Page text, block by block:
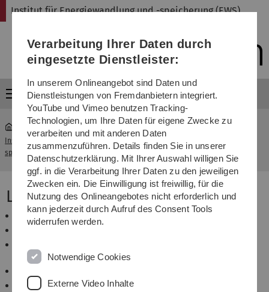
Direkt
Direkt
Direkt
(Sprache,
Drucken,
Media)
Direkt
Direkt
Institut für Energiewandlung und -speicherung (EWS)
Menü
Institut für Energiewandlung und -
speicherung (EWS)
... Forschungsprojekte
Laufende Projekte
ALBERT
Brennstoffzellenflugzeug
OSYRYS
Verarbeitung Ihrer Daten durch
eingesetzte Dienstleister:
In unserem Onlineangebot sind Daten und
Dienstleistungen von Fremdanbietern integriert.
YouTube und Vimeo benutzen Tracking-
Technologien, um Ihre Daten für eigene Zwecke zu
verarbeiten und mit anderen Daten
zusammenzuführen. Details finden Sie in unserer
Datenschutzerklärung. Mit Ihrer Auswahl willigen Sie
ggf. in die Verarbeitung Ihrer Daten zu den jeweiligen
Zwecken ein. Die Einwilligung ist freiwillig, für die
Nutzung des Onlineangebotes nicht erforderlich und
kann jederzeit durch Aufruf des Consent Tools
widerrufen werden.
Notwendige Cookies
Externe Video Inhalte